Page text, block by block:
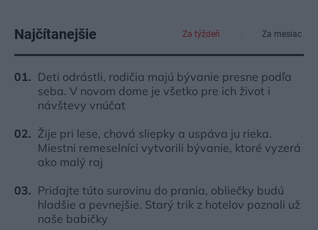
Najčítanejšie Za týždeň Za mesiac
Deti odrástli, rodičia majú bývanie presne podľa
seba. V novom dome je všetko pre ich život i
návštevy vnúčat
Žije pri lese, chová sliepky a uspáva ju rieka.
Miestni remeselníci vytvorili bývanie, ktoré vyzerá
ako malý raj
Pridajte túto surovinu do prania, obliečky budú
hladšie a pevnejšie. Starý trik z hotelov poznali už
naše babičky